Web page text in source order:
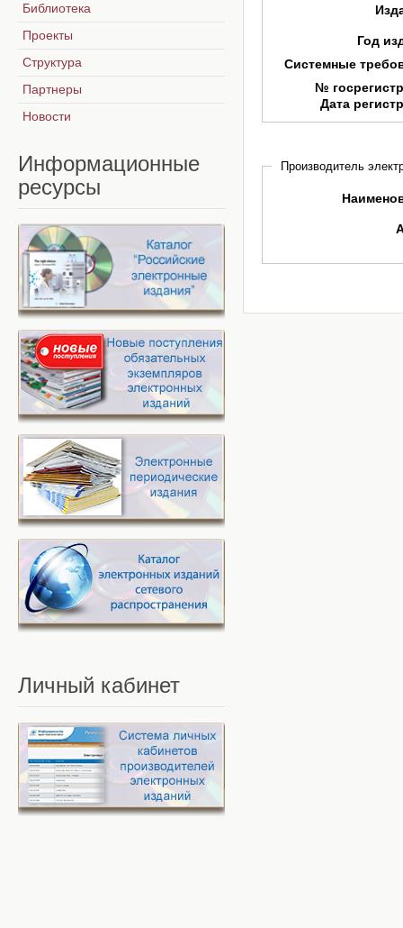
Год
Системные
№
Дата
Производитель
Библиотека
Проекты
Структура
Партнеры
Новости
Информационные
ресурсы
Личный кабинет